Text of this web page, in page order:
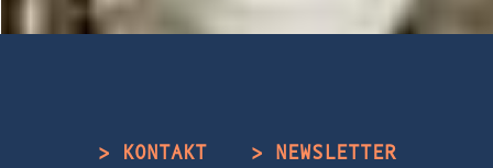
> KONTAKT > NEWSLETTER